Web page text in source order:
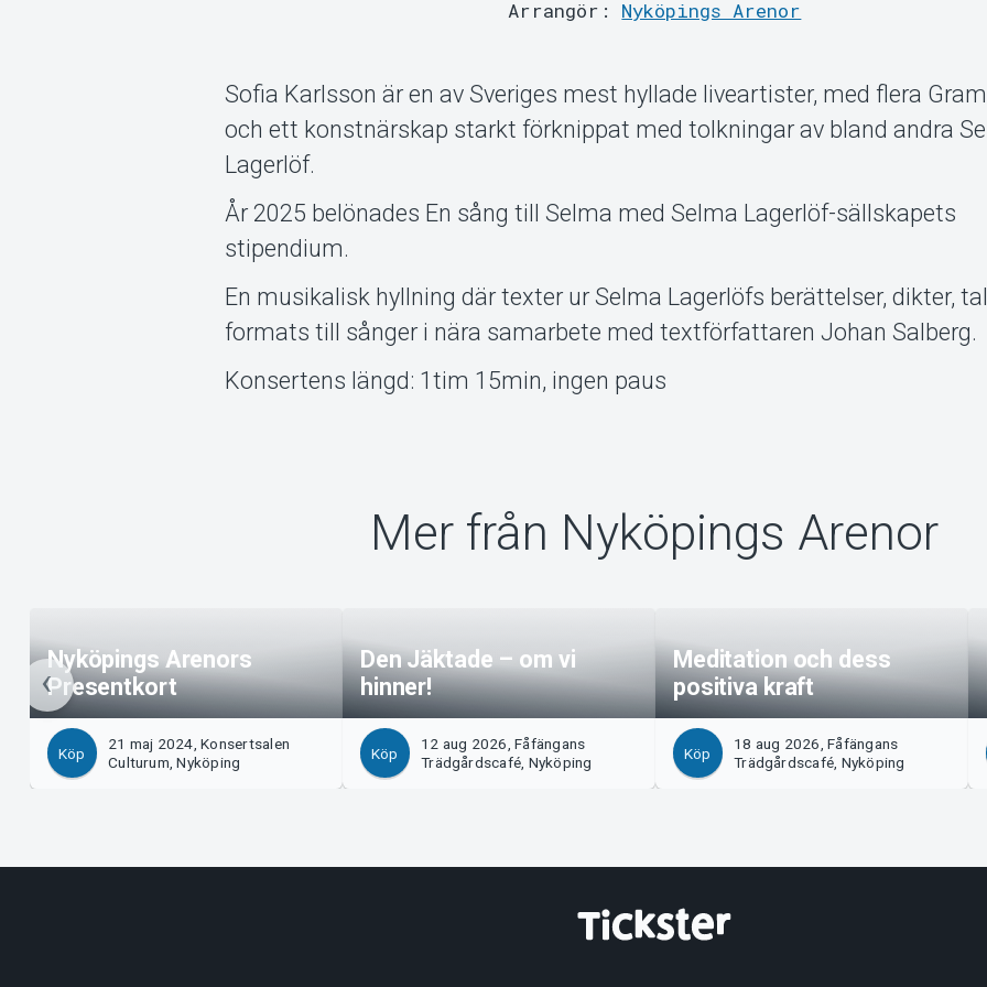
Arrangör: Nyköpings Arenor
Sofia Karlsson är en av Sveriges mest hyllade liveartister, med flera
och ett konstnärskap starkt förknippat med tolkningar av bland andra
Lagerlöf.
År 2025 belönades En sång till Selma med Selma Lagerlöf-sällskapets
stipendium.
En musikalisk hyllning där texter ur Selma Lagerlöfs berättelser, dikter,
formats till sånger i nära samarbete med textförfattaren Johan Salberg.
Konsertens längd: 1tim 15min, ingen paus
Mer från Nyköpings Arenor
Nyköpings Arenors
Presentkort
Köp
21 maj 2024, Konsertsalen
Culturum, Nyköping
Den Jäktade – om vi
hinner!
Köp
12 aug 2026, Fåfängans
Trädgårdscafé, Nyköping
Meditation och dess
positiva kraft
Köp
18 aug 2026, Fåfängans
Trädgårdscafé, Nyköping